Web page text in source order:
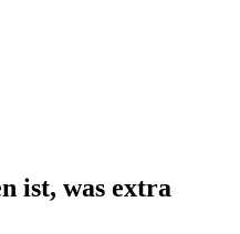
ist, was extra